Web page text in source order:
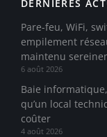
DERNIÈRES
Pare-feu, WiFi,
empilement
maintenu
6 août 2026
Baie
qu’un local
coûter
4 août 2026